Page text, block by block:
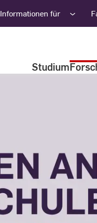
Informationen für
Studium